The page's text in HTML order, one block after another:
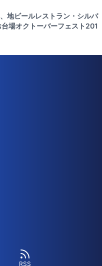
地ビールレストラン・シルバ
場オクトーバーフェスト201
RSS